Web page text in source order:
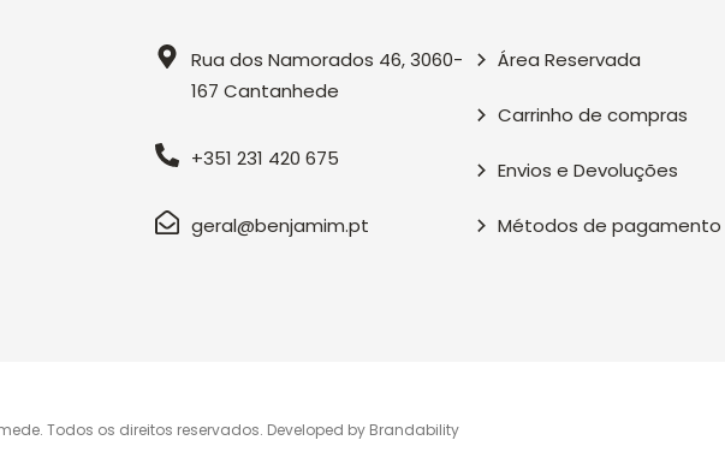
Rua dos Namorados 46, 3060-
167 Cantanhede
+351 231 420 675
geral@benjamim.pt
Área Reservada
Carrinho de compras
Envios e Devoluções
Métodos de pagamento
Todos os direitos reservados. Developed by Brandability